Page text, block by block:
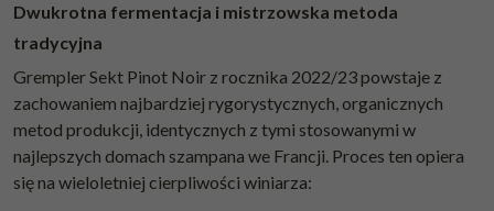
Dwukrotna fermentacja i mistrzowska metoda
tradycyjna
Grempler Sekt Pinot Noir z rocznika 2022/23 powstaje z
zachowaniem najbardziej rygorystycznych, organicznych
metod produkcji, identycznych z tymi stosowanymi w
najlepszych domach szampana we Francji. Proces ten opiera
się na wieloletniej cierpliwości winiarza: